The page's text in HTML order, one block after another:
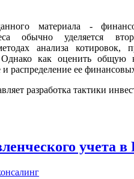
материала -
обычно уделяется
анализа котировок,
как оценить общую
распределение ее
разработка тактики
учета в